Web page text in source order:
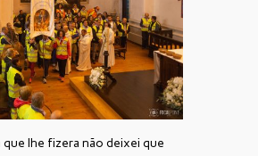
lhe fizera não deixei que